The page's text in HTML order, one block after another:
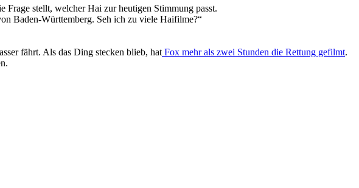
Frage stellt, welcher Hai zur heutigen Stimmung passt.
Baden-Württemberg. Seh ich zu viele Haifilme?“
fährt. Als das Ding stecken blieb, hat Fox mehr als zwei Stunden die Rettung gefilmt.